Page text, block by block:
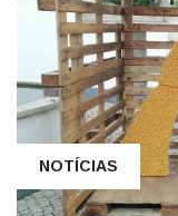
NOTÍCIAS